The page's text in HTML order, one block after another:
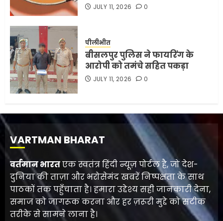
JULY 11, 2026 0
पीलीभीत
बीसलपुर पुलिस ने फायरिंग के
आरोपी को तमंचे सहित पकड़ा
JULY 11, 2026 0
VARTMAN BHARAT
वर्तमान भारतएक स्वतंत्र हिंदी न्यूज़ पोर्टल है, जो देश-
दुनिया की ताज़ा और भरोसेमंद खबरें निष्पक्षता के साथ
पाठकों तक पहुँचाता है। हमारा उद्देश्य सही जानकारी देना,
समाज को जागरूक करना और हर ज़रूरी मुद्दे को सटीक
तरीके से सामने लाना है।